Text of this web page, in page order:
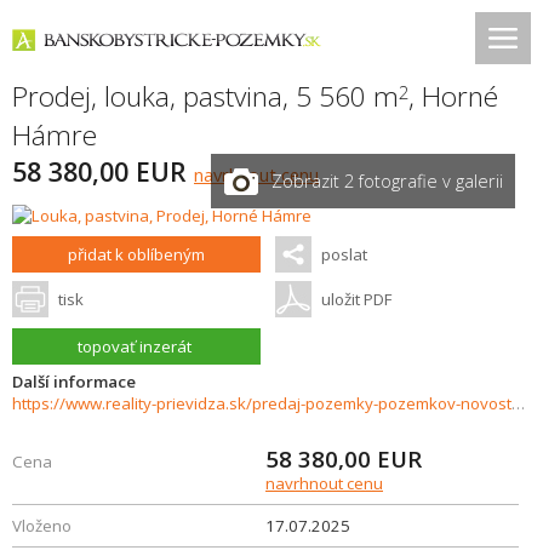
Prodej, louka, pastvina, 5 560 m2, Horné
Hámre
58 380,00 EUR navrhnout cenuZobrazit 2 fotografie v galerii
přidat k oblíbeným poslat
tisk uložit PDF
topovať inzerát
Další informace
https://www.reality-prievidza.sk/predaj-pozemky-pozemkov-novostavby/Pozemok-na-predaj-5560-m2-Horne-Hamre-35688/?utm_source=areality&utm_medium=xml&utm_term=35688&utm_content=chalupa&utm_campaign=portaly
Cena 58 380,00 EUR
navrhnout cenu
Vloženo
17.07.2025